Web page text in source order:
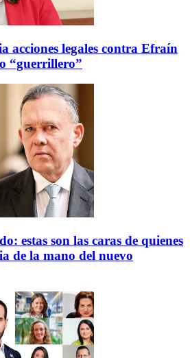
acciones legales contra Efraín
“guerrillero”
estas son las caras de quienes
de la mano del nuevo